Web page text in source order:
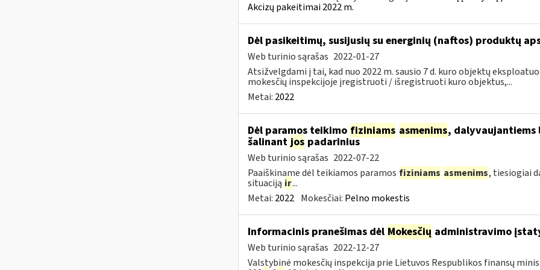
Akcizų pakeitimai 2022 m.
Dėl pasikeitimų, susijusių su energinių (naftos) produktų
Web turinio sąrašas 2022-01-27
Atsižvelgdami į tai, kad nuo 2022 m. sausio 7 d. kuro objektų
mokesčių inspekcijoje įregistruoti / išregistruoti kuro objektus,...
Metai: 2022
Dėl paramos teikimo fiziniams asmenims,
šalinantjos padarinius
Web turinio sąrašas 2022-07-22
Paaiškiname dėl teikiamos paramos fiziniams asmenims, tiesiogiai
situaciją ir...
Metai: 2022 Mokesčiai: Pelno mokestis
Informacinis pranešimas dėl Mokesčių administravimo
Web turinio sąrašas 2022-12-27
Valstybinė mokesčių inspekcija prie Lietuvos Respublikos finansų